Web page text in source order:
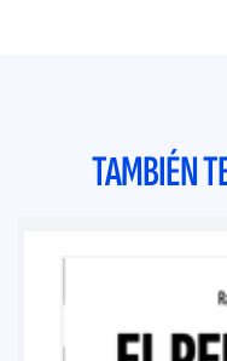
TAMBIÉN